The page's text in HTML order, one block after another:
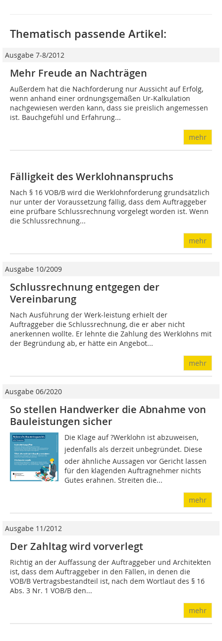
Thematisch passende Artikel:
Ausgabe 7-8/2012
Mehr Freude an Nachträgen
Außerdem hat die Nachforderung nur Aussicht auf Erfolg,
wenn anhand einer ordnungsgemäßen Ur-Kalkulation
nachgewiesen werden kann, dass sie preislich angemessen
ist. Bauchgefühl und Erfahrung...
mehr
Fälligkeit des Werklohnanspruchs
Nach § 16 VOB/B wird die Werklohnforderung grundsätzlich
nur unter der Voraussetzung fällig, dass dem Auftraggeber
eine prüfbare Schlussrechnung vorgelegt worden ist. Wenn
die Schlussrechnung...
mehr
Ausgabe 10/2009
Schlussrechnung entgegen der
Vereinbarung
Nach Ausführung der Werk-leistung erhielt der
Auftraggeber die Schlussrechnung, die er aber nicht
anerkennen wollte. Er lehnte die Zahlung des Werklohns mit
der Begründung ab, er hätte ein Angebot...
mehr
Ausgabe 06/2020
So stellen Handwerker die Abnahme von
Bauleistungen sicher
Die Klage auf ?Werklohn ist abzuweisen,
jedenfalls als derzeit unbegründet. Diese
oder ähnliche Aussagen vor Gericht lassen
für den klagenden Auftragnehmer nichts
Gutes erahnen. Streiten die...
mehr
Ausgabe 11/2012
Der Zahltag wird vorverlegt
Richtig an der Auffassung der Auftraggeber und Architekten
ist, dass dem Auftraggeber in den Fällen, in denen die
VOB/B Vertragsbestandteil ist, nach dem Wortlaut des § 16
Abs. 3 Nr. 1 VOB/B den...
mehr